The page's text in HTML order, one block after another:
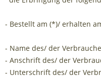
- Bestellt am (*)/ erhalten
- Name des/ der
- Anschrift des/ der
- Unterschrift des/ der